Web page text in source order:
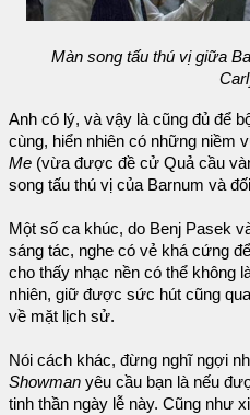
Màn song tấu thú vị giữa
Anh có lý, và vậy là cũng đủ để
cùng, hiển nhiên có những niềm
Me (vừa được đề cử Quả cầu
song tấu thú vị của Barnum và
Một số ca khúc, do Benj Pasek
sáng tác, nghe có vẻ khá cứng
cho thấy nhạc nền có thể không
nhiên, giữ được sức hút cũng
về mặt lịch sử.
Nói cách khác, đừng nghĩ ngợi
Showman yêu cầu bạn là nếu
tinh thần ngày lễ này. Cũng như